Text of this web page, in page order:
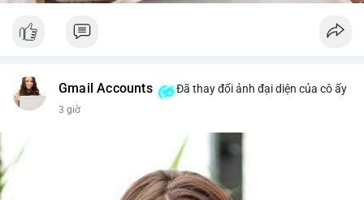
Gmail Accounts Đã thay đổi ảnh đại diện của cô ấy
3 giờ